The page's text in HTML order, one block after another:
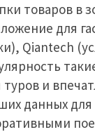
товаров в
для
Qiantech
и
данных